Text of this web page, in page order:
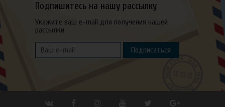
Подпишитесь на нашу рассылку
Укажите ваш e-mail для получения нашей
рассылки
Подписаться